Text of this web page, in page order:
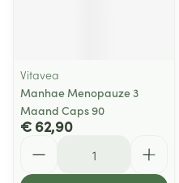
Vitavea
Manhae Menopauze 3
Maand Caps 90
€ 62,90